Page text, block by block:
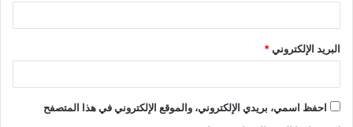
البريد الإلكتروني*
احفظ اسمي، بريدي الإلكتروني، والموقع الإلكتروني في هذا المتصفح